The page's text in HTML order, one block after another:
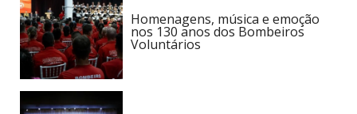
Homenagens, música e emoção
nos 130 anos dos Bombeiros
Voluntários